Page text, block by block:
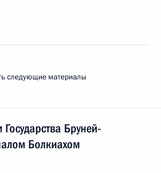
следующие материалы
Бруней-
Болкиахом